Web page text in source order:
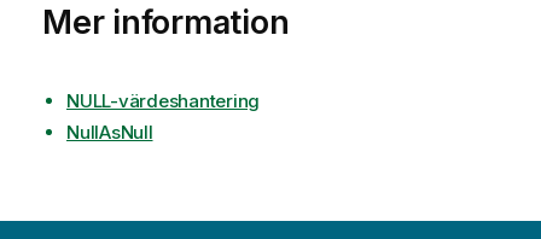
Mer information
NULL-värdeshantering
NullAsNull